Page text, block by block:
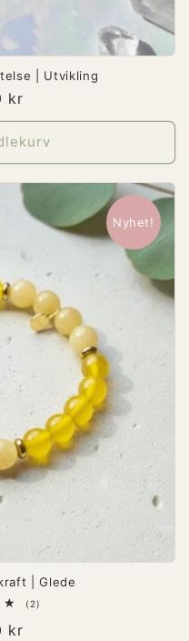
| Utvikling
kr
Nyhet!
| Glede
(2)
kr